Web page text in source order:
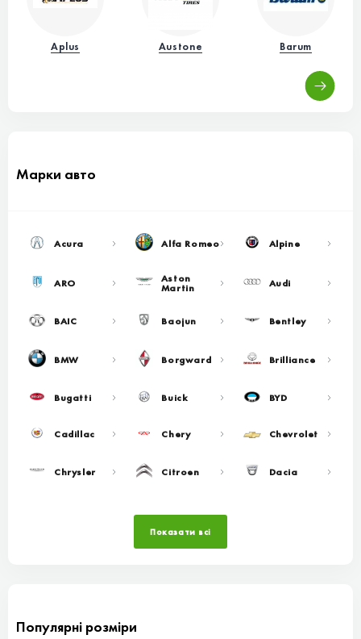
Aplus Austone Barum
Марки авто
Acura Alfa Romeo Alpine
ARO Aston
Martin Audi
BAIC Baojun Bentley
BMW Borgward Brilliance
Bugatti Buick BYD
Cadillac Chery Chevrolet
Chrysler Citroen Dacia
Показати всі
Популярні розміри